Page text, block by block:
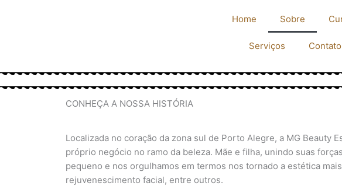
Home Sobre
Serviços Contato
CONHEÇA A NOSSA HISTÓRIA
Localizada no coração da zona sul de Porto Alegre, a MG Beauty
próprio negócio no ramo da beleza. Mãe e filha, unindo suas
pequeno e nos orgulhamos em termos nos tornado a estética
rejuvenescimento facial, entre outros.